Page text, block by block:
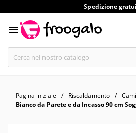
Spedizione

Pagina iniziale Riscaldamento
Bianco da Parete e da Incasso 90 cm